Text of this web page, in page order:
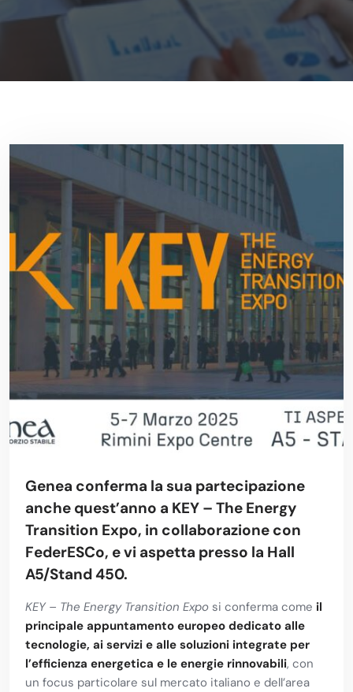
Genea conferma la sua partecipazione
anche quest’anno a KEY – The Energy
Transition Expo, in collaborazione con
FederESCo, e vi aspetta presso la Hall
A5/Stand 450.
KEY – The Energy Transition Expo si conferma come il
principale appuntamento europeo dedicato alle
tecnologie, ai servizi e alle soluzioni integrate per
l’efficienza energetica e le energie rinnovabili, con
un focus particolare sul mercato italiano e dell’area